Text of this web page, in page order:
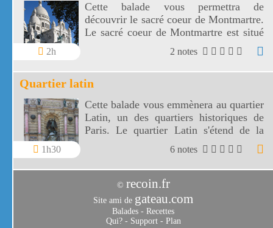
2h
Cette balade vous permettra de
découvrir le sacré coeur de Montmartre.
Le sacré coeur de Montmartre est situé
comme la place du Tertre sur la butte
Montmartre à Paris.
2 notes
Quartier latin
1h30
Cette balade vous emmènera au quartier
Latin, un des quartiers historiques de
Paris. Le quartier Latin s'étend de la
Sorbonne au Panthéon, des bords de
Seine au jardin du Luxembourg.
6 notes
© recoin.fr
Site ami de gateau.com
Balades - Recettes
Qui?- Support- Plan